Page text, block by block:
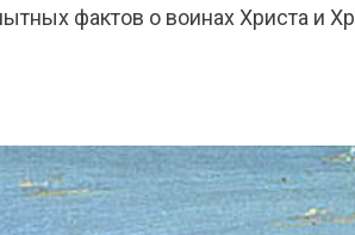
фактов о воинах Христа и